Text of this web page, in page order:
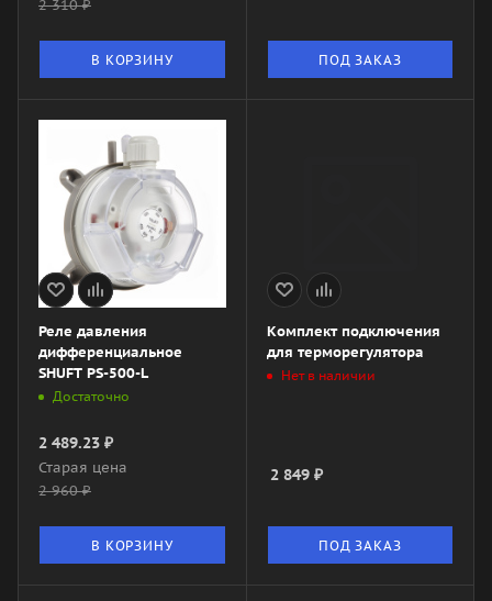
2 310₽
В КОРЗИНУ ПОД ЗАКАЗ
Реле давления
дифференциальное
SHUFT PS-500-L
Достаточно
2 489.23 ₽
Старая цена
2 960₽
В КОРЗИНУ
Комплект подключения
для терморегулятора
Нет в наличии
2 849₽
ПОД ЗАКАЗ